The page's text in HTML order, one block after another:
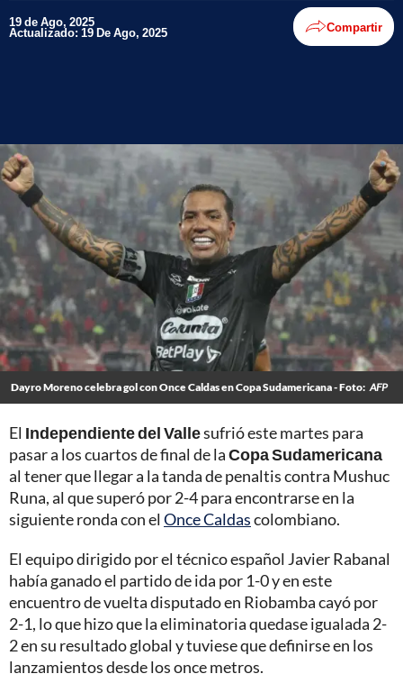
19 de Ago, 2025
Actualizado: 19 De Ago, 2025 Compartir
Dayro Moreno celebra gol con Once Caldas en Copa Sudamericana - Foto: AFP
El Independiente del Vallesufrió este martes para
pasar a los cuartos de final de laCopa Sudamericana
al tener que llegar a la tanda de penaltis contra Mushuc
Runa, al que superó por 2-4 para encontrarse en la
siguiente ronda con el Once Caldascolombiano.
El equipo dirigido por el técnico español Javier Rabanal
había ganado el partido de ida por 1-0 y en este
encuentro de vuelta disputado en Riobamba cayó por
2-1, lo que hizo que la eliminatoria quedase igualada 2-
2 en su resultado global y tuviese que definirse en los
lanzamientos desde los once metros.